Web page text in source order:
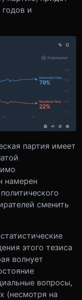
и
партия имеет
намерен
сменить
этого тезиса
волнует
вопросы,
(несмотря на